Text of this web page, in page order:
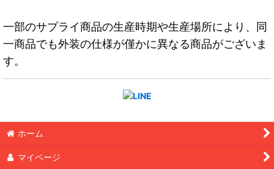
一部のサプライ商品の生産時期や生産場所により、同
一商品でも外装の仕様が僅かに異なる商品がございま
す。
ホーム
マイページ